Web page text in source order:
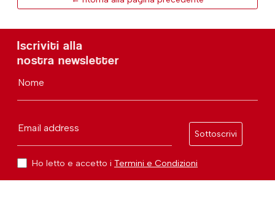
Iscriviti alla
nostra newsletter
Nome
Email address
Sottoscrivi
Ho letto e accetto i Termini e Condizioni